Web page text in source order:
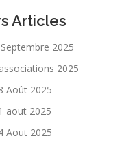
Articles
2025
2025
Août 2025
aout 2025
Aout 2025